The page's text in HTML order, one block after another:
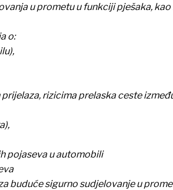
u prometu u funkciji pješaka,
o:
rizicima prelaska ceste
pojaseva u automobili
buduće sigurno sudjelovanje u